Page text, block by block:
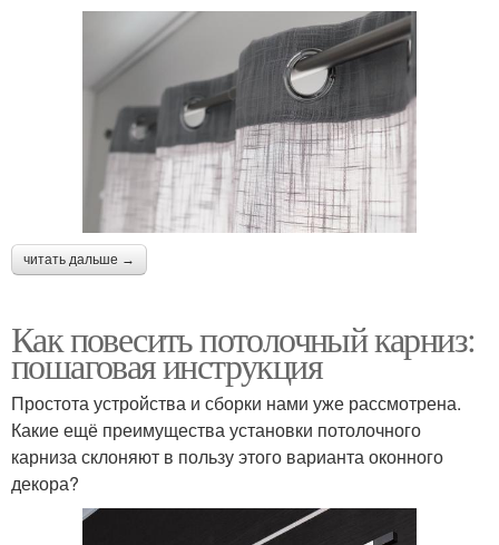
читать дальше →
Как повесить потолочный карниз:
пошаговая инструкция
Простота устройства и сборки нами уже рассмотрена.
Какие ещё преимущества установки потолочного
карниза склоняют в пользу этого варианта оконного
декора?